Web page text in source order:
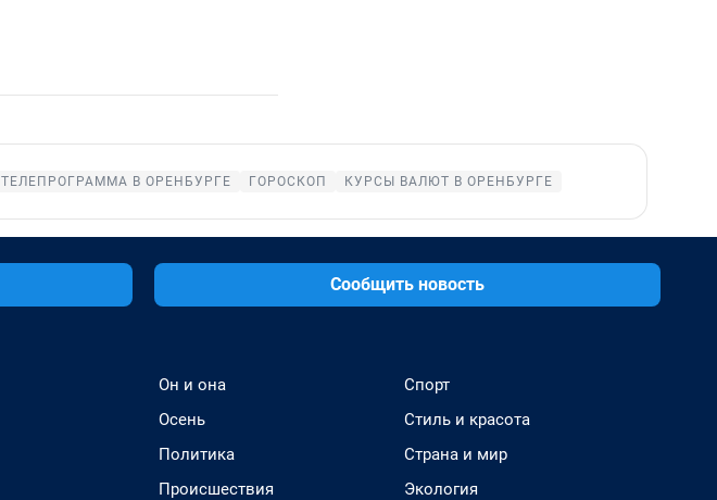
ТЕЛЕПРОГРАММА В ОРЕНБУРГЕ ГОРОСКОП КУРСЫ ВАЛЮТ В ОРЕНБУРГЕ
Сообщить новость
Он и она
Осень
Политика
Происшествия
Спорт
Стиль и красота
Страна и мир
Экология